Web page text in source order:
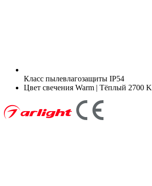
Класс пылевлагозащиты IP54
Цвет свечения Warm | Тёплый 2700 K